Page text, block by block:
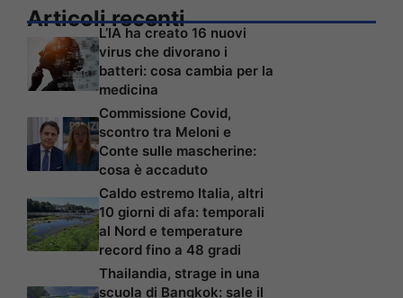
Articoli recenti
L’IA ha creato 16 nuovi
virus che divorano i
batteri: cosa cambia per la
medicina
Commissione Covid,
scontro tra Meloni e
Conte sulle mascherine:
cosa è accaduto
Caldo estremo Italia, altri
10 giorni di afa: temporali
al Nord e temperature
record fino a 48 gradi
Thailandia, strage in una
scuola di Bangkok: sale il